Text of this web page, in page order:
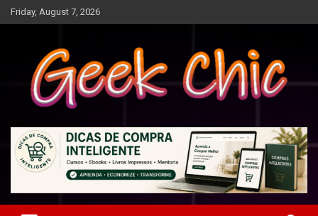
Skip
to
Friday, August 7, 2026
Geek Chic